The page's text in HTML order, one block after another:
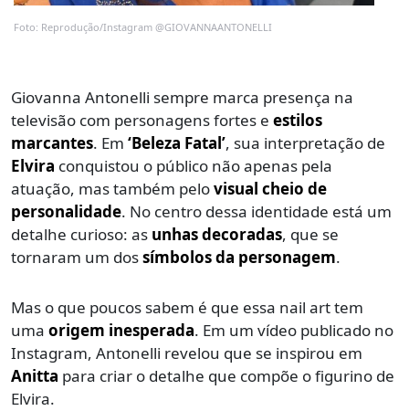
Foto: Reprodução/Instagram @GIOVANNAANTONELLI
Giovanna Antonelli sempre marca presença na
televisão com personagens fortes e estilos
marcantes. Em ‘Beleza Fatal’, sua interpretação de
Elvira conquistou o público não apenas pela
atuação, mas também pelovisual cheio de
personalidade. No centro dessa identidade está um
detalhe curioso: as unhas decoradas, que se
tornaram um dossímbolos da personagem.
Mas o que poucos sabem é que essa nail art tem
uma origem inesperada. Em um vídeo publicado no
Instagram, Antonelli revelou que se inspirou em
Anitta para criar o detalhe que compõe o figurino de
Elvira.